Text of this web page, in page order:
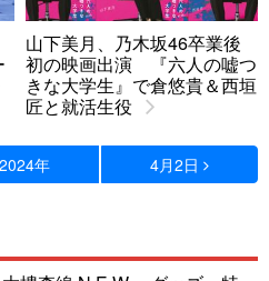
山下美月、乃木坂46卒業後
初の映画出演 『六人の嘘つ
きな大学生』で倉悠貴＆西垣
匠と就活生役
2024年 4月2日